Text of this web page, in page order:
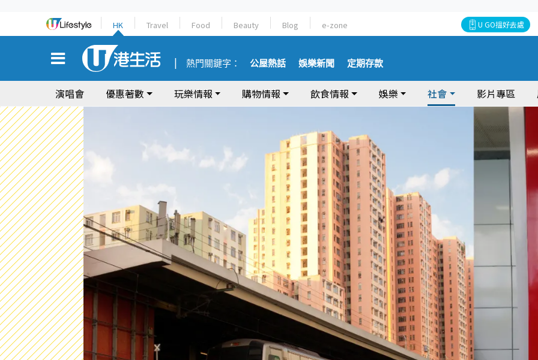
HK Travel Food Beauty Blog e-zone U GO搵好去處
熱門關鍵字： 公屋熱話 娛樂新聞 定期存款
演唱會 優惠著數 玩樂情報 購物情報 飲食情報 娛樂 社會 影片專區